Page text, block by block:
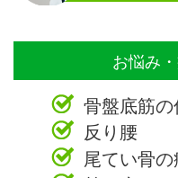
お悩み
骨盤底筋
反り腰
尾てい骨